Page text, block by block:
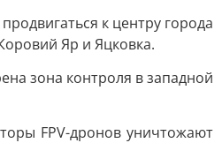
к центру города
Яр и Яцковка.
зона контроля в западной
FPV-дронов уничтожают